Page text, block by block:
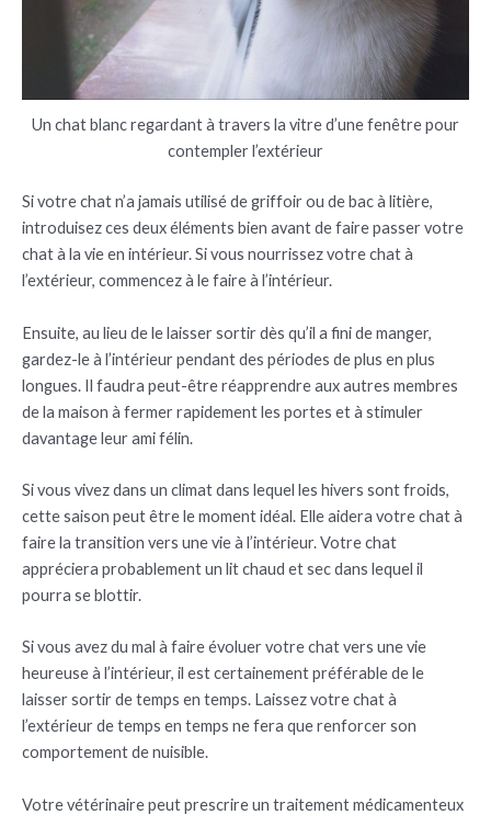
Un chat blanc regardant à travers la vitre d’une fenêtre pour
contempler l’extérieur
Si votre chat n’a jamais utilisé de griffoir ou de bac à litière,
introduisez ces deux éléments bien avant de faire passer votre
chat à la vie en intérieur. Si vous nourrissez votre chat à
l’extérieur, commencez à le faire à l’intérieur.
Ensuite, au lieu de le laisser sortir dès qu’il a fini de manger,
gardez-le à l’intérieur pendant des périodes de plus en plus
longues. Il faudra peut-être réapprendre aux autres membres
de la maison à fermer rapidement les portes et à stimuler
davantage leur ami félin.
Si vous vivez dans un climat dans lequel les hivers sont froids,
cette saison peut être le moment idéal. Elle aidera votre chat à
faire la transition vers une vie à l’intérieur. Votre chat
appréciera probablement un lit chaud et sec dans lequel il
pourra se blottir.
Si vous avez du mal à faire évoluer votre chat vers une vie
heureuse à l’intérieur, il est certainement préférable de le
laisser sortir de temps en temps. Laissez votre chat à
l’extérieur de temps en temps ne fera que renforcer son
comportement de nuisible.
Votre vétérinaire peut prescrire un traitement médicamenteux